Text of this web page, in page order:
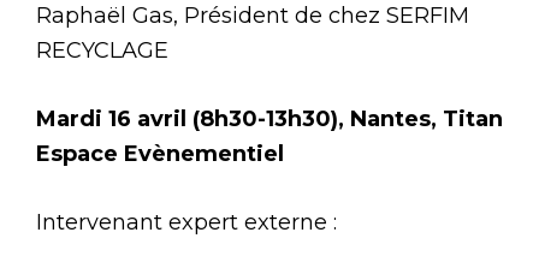
Raphaël Gas, Président de chez SERFIM
RECYCLAGE
Mardi 16 avril (8h30-13h30), Nantes, Titan
Espace Evènementiel
Intervenant expert externe :